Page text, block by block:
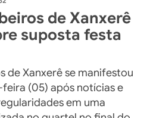
de Xanxerê
suposta festa
de Xanxerê se manifestou
(05) após notícias e
em uma